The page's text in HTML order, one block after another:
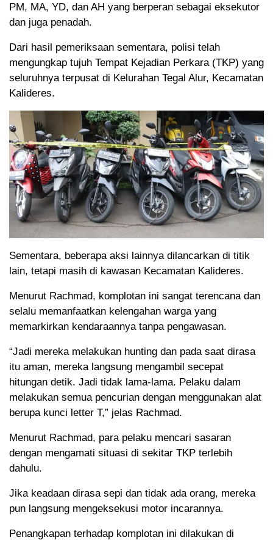
PM, MA, YD, dan AH yang berperan sebagai eksekutor
dan juga penadah.
Dari hasil pemeriksaan sementara, polisi telah
mengungkap tujuh Tempat Kejadian Perkara (TKP) yang
seluruhnya terpusat di Kelurahan Tegal Alur, Kecamatan
Kalideres.
Sementara, beberapa aksi lainnya dilancarkan di titik
lain, tetapi masih di kawasan Kecamatan Kalideres.
Menurut Rachmad, komplotan ini sangat terencana dan
selalu memanfaatkan kelengahan warga yang
memarkirkan kendaraannya tanpa pengawasan.
“Jadi mereka melakukan hunting dan pada saat dirasa
itu aman, mereka langsung mengambil secepat
hitungan detik. Jadi tidak lama-lama. Pelaku dalam
melakukan semua pencurian dengan menggunakan alat
berupa kunci letter T,” jelas Rachmad.
Menurut Rachmad, para pelaku mencari sasaran
dengan mengamati situasi di sekitar TKP terlebih
dahulu.
Jika keadaan dirasa sepi dan tidak ada orang, mereka
pun langsung mengeksekusi motor incarannya.
Penangkapan terhadap komplotan ini dilakukan di